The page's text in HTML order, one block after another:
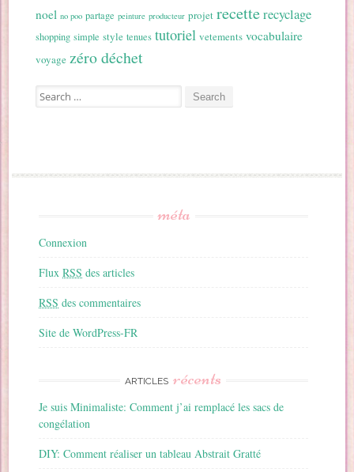
noel no poo partage peinture producteur projet recetterecyclage
shopping simple style tenues tutoriel vetements vocabulaire
voyage zéro déchet
Search for:
méta
Connexion
FluxRSS des articles
RSS des commentaires
Site de WordPress-FR
ARTICLES récents
Je suis Minimaliste: Comment j’ai remplacé les sacs de
congélation
DIY: Comment réaliser un tableau Abstrait Gratté